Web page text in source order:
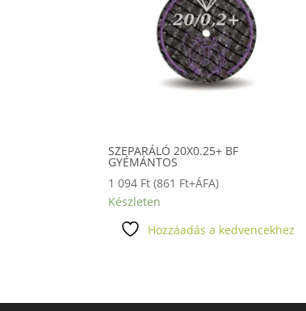
SZEPARÁLÓ 20X0.25+ BF
GYÉMÁNTOS
1 094 Ft (861 Ft+ÁFA)
Készleten
Hozzáadás a kedvencekhez